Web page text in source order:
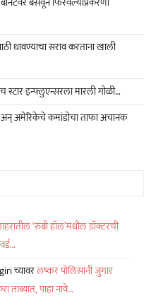
धावण्याचा सराव करताना खाली
स्टार इन्फ्लुएन्सरला मारली गोळी…
अन् अमेरिकेचे कमांडोचा ताफा अचानक
‘रुबी हॉल’मधील डॉक्टरची
च्यावरलष्कर पोलिसांनी जुगार
ताब्यात, पाहा नावे…